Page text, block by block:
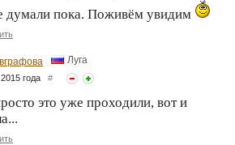
думали пока. Поживём увидим
Луга
года #
это уже проходили, вот и